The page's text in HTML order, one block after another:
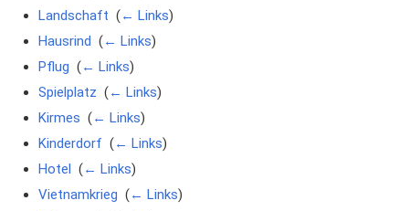
Landschaft (← Links)
Hausrind (← Links)
Pflug (← Links)
Spielplatz (← Links)
Kirmes (← Links)
Kinderdorf (← Links)
Hotel (← Links)
Vietnamkrieg (← Links)